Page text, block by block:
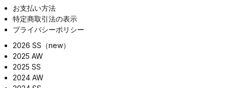
お支払い方法
特定商取引法の表示
プライバシーポリシー
2026 SS（new）
2025 AW
2025 SS
2024 AW